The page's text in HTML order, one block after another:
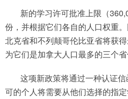
新的学习许可批准上限（
份，并根据它们各自的人口权重
北克省和不列颠哥伦比亚省将获
为它们是加拿大人口最多的三个省
这项新政策将通过一种认证
可的个人将需要从他们选择的指